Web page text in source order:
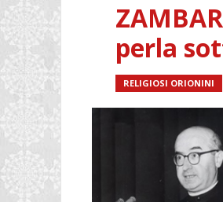
perla
RELIGIOSI ORIONINI